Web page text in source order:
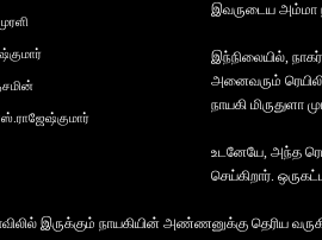
இவருடைய அம்மா
இந்நிலையில்,
அனைவரும்
நாயகி மிருதுளா
உடனேயே, அந்த
செய்கிறார்.
இருக்கும் நாயகியின் அண்ணனுக்கு தெரிய